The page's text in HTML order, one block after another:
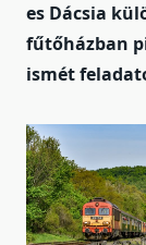
es Dácsia
fűtőházban
ismét